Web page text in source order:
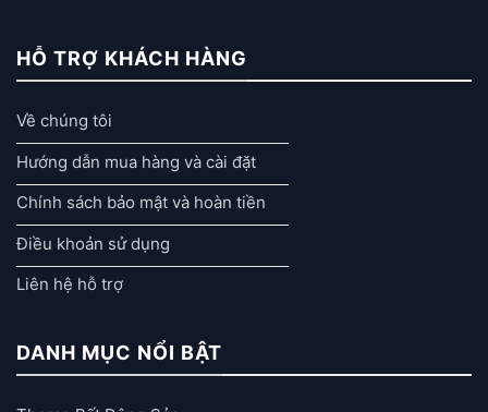
HỖ TRỢ KHÁCH HÀNG
Về chúng tôi
Hướng dẫn mua hàng và cài đặt
Chính sách bảo mật và hoàn tiền
Điều khoản sử dụng
Liên hệ hỗ trợ
DANH MỤC NỔI BẬT